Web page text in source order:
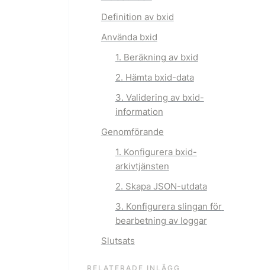
Definition av bxid
Använda bxid
1. Beräkning av bxid
2. Hämta bxid-data
3. Validering av bxid-
information
Genomförande
1. Konfigurera bxid-
arkivtjänsten
2. Skapa JSON-utdata
3. Konfigurera slingan för
bearbetning av loggar
Slutsats
RELATERADE INLÄGG